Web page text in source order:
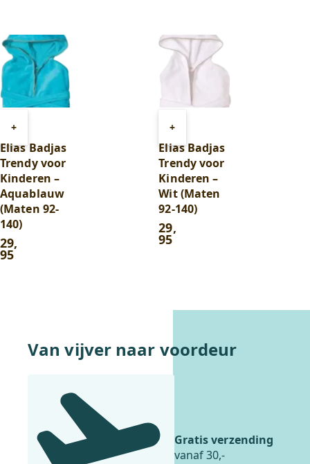
+
aan
winkelwagen
Elias Badjas
Trendy voor
Kinderen –
Aquablauw
(Maten 92-
140)
29,
95
+
aan
winkelwagen
Elias Badjas
Trendy voor
Kinderen –
Wit (Maten
92-140)
29,
95
Van vijver naar voordeur
Gratis verzending
vanaf 30,-